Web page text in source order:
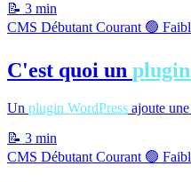
📝 3 min
CMS Débutant Courant 🟢
C'est quoi un
Un plugin WordPress ajoute
📝 3 min
CMS Débutant Courant 🟢